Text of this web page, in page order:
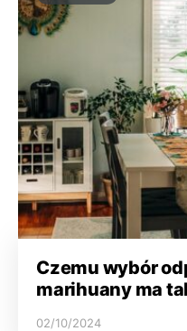
Czemu wybór
marihuany ma
02/10/2024